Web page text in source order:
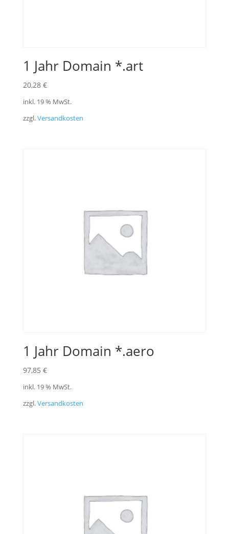
1 Jahr Domain *.art
20,28 €
inkl. 19 % MwSt.
zzgl.Versandkosten
1 Jahr Domain *.aero
97,85 €
inkl. 19 % MwSt.
zzgl.Versandkosten